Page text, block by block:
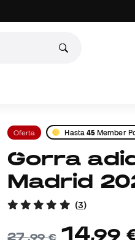
Oferta Hasta 45 Member
Gorra adidas Real
Madrid
(3)
27,99 € 14,99